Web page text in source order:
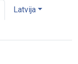
Latvija